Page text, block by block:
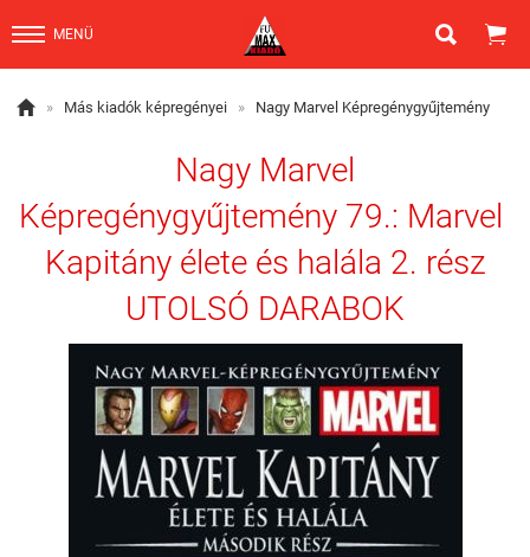
MENÜ  
 » Más kiadók képregényei » Nagy Marvel Képregénygyűjtemény
Nagy Marvel
Képregénygyűjtemény 79.: Marvel ​
Kapitány élete és halála 2. rész
UTOLSÓ DARABOK